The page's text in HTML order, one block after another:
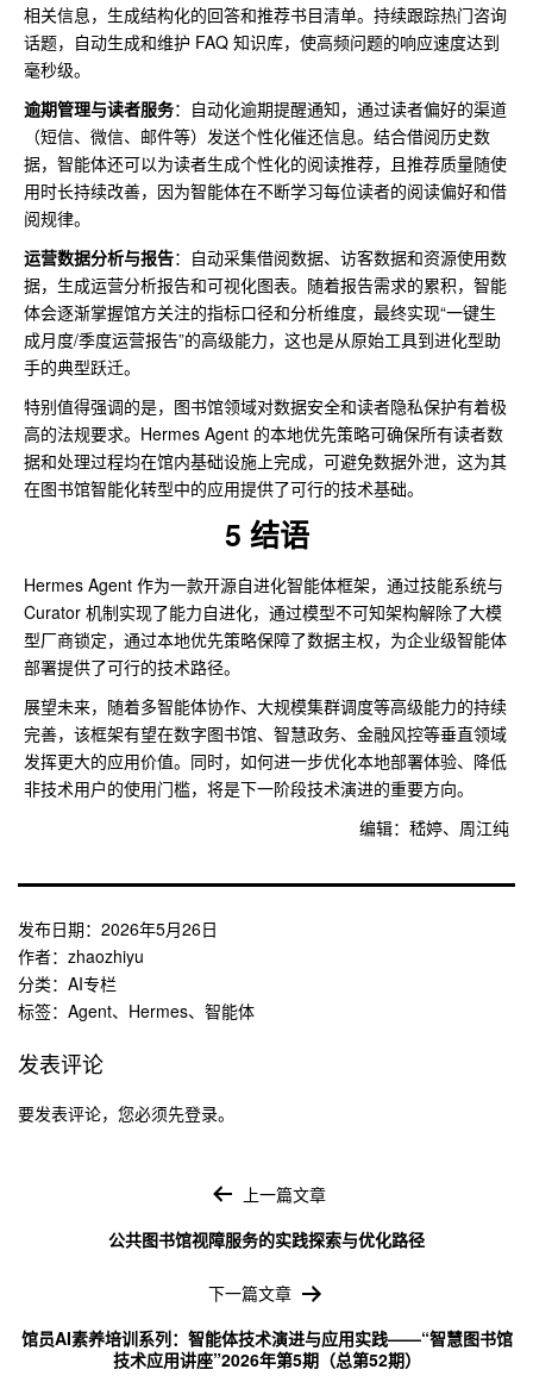
相关信息，生成结构化的回答和推荐书目清单。持续跟踪热门咨询
话题，自动生成和维护 FAQ 知识库，使高频问题的响应速度达到
毫秒级。
逾期管理与读者服务：自动化逾期提醒通知，通过读者偏好的渠道
（短信、微信、邮件等）发送个性化催还信息。结合借阅历史数
据，智能体还可以为读者生成个性化的阅读推荐，且推荐质量随使
用时长持续改善，因为智能体在不断学习每位读者的阅读偏好和借
阅规律。
运营数据分析与报告：自动采集借阅数据、访客数据和资源使用数
据，生成运营分析报告和可视化图表。随着报告需求的累积，智能
体会逐渐掌握馆方关注的指标口径和分析维度，最终实现“一键生
成月度/季度运营报告”的高级能力，这也是从原始工具到进化型助
手的典型跃迁。
特别值得强调的是，图书馆领域对数据安全和读者隐私保护有着极
高的法规要求。Hermes Agent 的本地优先策略可确保所有读者数
据和处理过程均在馆内基础设施上完成，可避免数据外泄，这为其
在图书馆智能化转型中的应用提供了可行的技术基础。
5 结语
Hermes Agent 作为一款开源自进化智能体框架，通过技能系统与
Curator 机制实现了能力自进化，通过模型不可知架构解除了大模
型厂商锁定，通过本地优先策略保障了数据主权，为企业级智能体
部署提供了可行的技术路径。
展望未来，随着多智能体协作、大规模集群调度等高级能力的持续
完善，该框架有望在数字图书馆、智慧政务、金融风控等垂直领域
发挥更大的应用价值。同时，如何进一步优化本地部署体验、降低
非技术用户的使用门槛，将是下一阶段技术演进的重要方向。
编辑：嵇婷、周江纯
发布日期： 2026年5月26日
作者： zhaozhiyu
分类： AI专栏
标签： Agent、 Hermes、 智能体
发表评论
要发表评论，您必须先登录。
上一篇文章
公共图书馆视障服务的实践探索与优化路径
下一篇文章
馆员AI素养培训系列：智能体技术演进与应用实践——“智慧图书馆
技术应用讲座”2026年第5期（总第52期）